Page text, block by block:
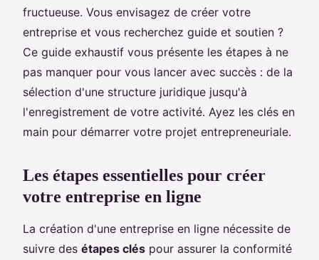
fructueuse. Vous envisagez de créer votre
entreprise et vous recherchez guide et soutien ?
Ce guide exhaustif vous présente les étapes à ne
pas manquer pour vous lancer avec succès : de la
sélection d'une structure juridique jusqu'à
l'enregistrement de votre activité. Ayez les clés en
main pour démarrer votre projet entrepreneuriale.
Les étapes essentielles pour créer
votre entreprise en ligne
La création d'une entreprise en ligne nécessite de
suivre des étapes clés pour assurer la conformité